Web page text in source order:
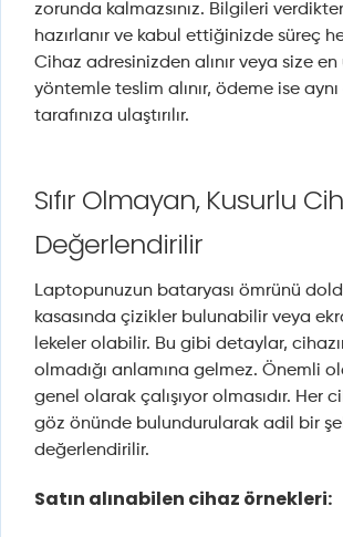
zorunda kalmazsınız. Bilgileri
hazırlanır ve kabul ettiğinizde süreç
Cihaz adresinizden alınır veya size en
yöntemle teslim alınır, ödeme ise
tarafınıza ulaştırılır.
Sıfır Olmayan, Kusurlu
Değerlendirilir
Laptopunuzun bataryası ömrünü
kasasında çizikler bulunabilir veya
lekeler olabilir. Bu gibi detaylar,
olmadığı anlamına gelmez. Önemli
genel olarak çalışıyor olmasıdır. Her
göz önünde bulundurularak adil bir
değerlendirilir.
Satın alınabilen cihaz örnekleri: